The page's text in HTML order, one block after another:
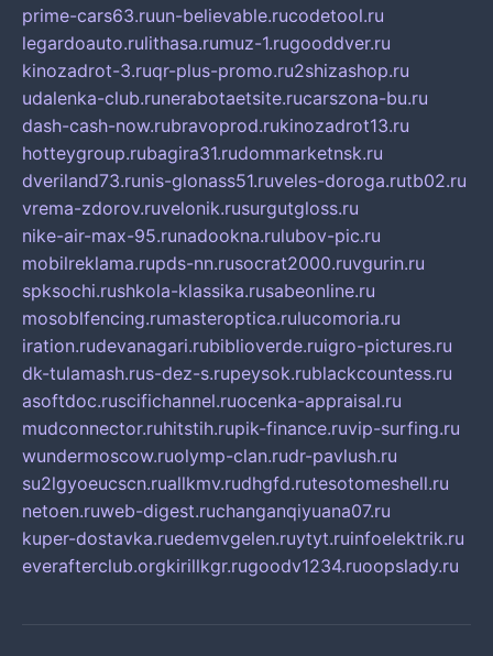
prime-cars63.ruun-believable.rucodetool.ru
legardoauto.rulithasa.rumuz-1.rugooddver.ru
kinozadrot-3.ruqr-plus-promo.ru2shizashop.ru
udalenka-club.runerabotaetsite.rucarszona-bu.ru
dash-cash-now.rubravoprod.rukinozadrot13.ru
hotteygroup.rubagira31.rudommarketnsk.ru
dveriland73.runis-glonass51.ruveles-doroga.rutb02.ru
vrema-zdorov.ruvelonik.rusurgutgloss.ru
nike-air-max-95.runadookna.rulubov-pic.ru
mobilreklama.rupds-nn.rusocrat2000.ruvgurin.ru
spksochi.rushkola-klassika.rusabeonline.ru
mosoblfencing.rumasteroptica.rulucomoria.ru
iration.rudevanagari.rubiblioverde.ruigro-pictures.ru
dk-tulamash.rus-dez-s.rupeysok.rublackcountess.ru
asoftdoc.ruscifichannel.ruocenka-appraisal.ru
mudconnector.ruhitstih.rupik-finance.ruvip-surfing.ru
wundermoscow.ruolymp-clan.rudr-pavlush.ru
su2lgyoeucscn.ruallkmv.rudhgfd.rutesotomeshell.ru
netoen.ruweb-digest.ruchanganqiyuana07.ru
kuper-dostavka.ruedemvgelen.ruytyt.ruinfoelektrik.ru
everafterclub.orgkirillkgr.rugoodv1234.ruoopslady.ru